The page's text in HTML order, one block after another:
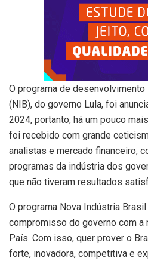
O programa de desenvolvimento
(NIB), do governo Lula, foi
2024, portanto, há um pouco
foi recebido com grande
analistas e mercado financeiro,
programas da indústria dos
que não tiveram resultados
O programa Nova Indústria
compromisso do governo com a
País. Com isso, quer prover o
forte, inovadora, competitiva e